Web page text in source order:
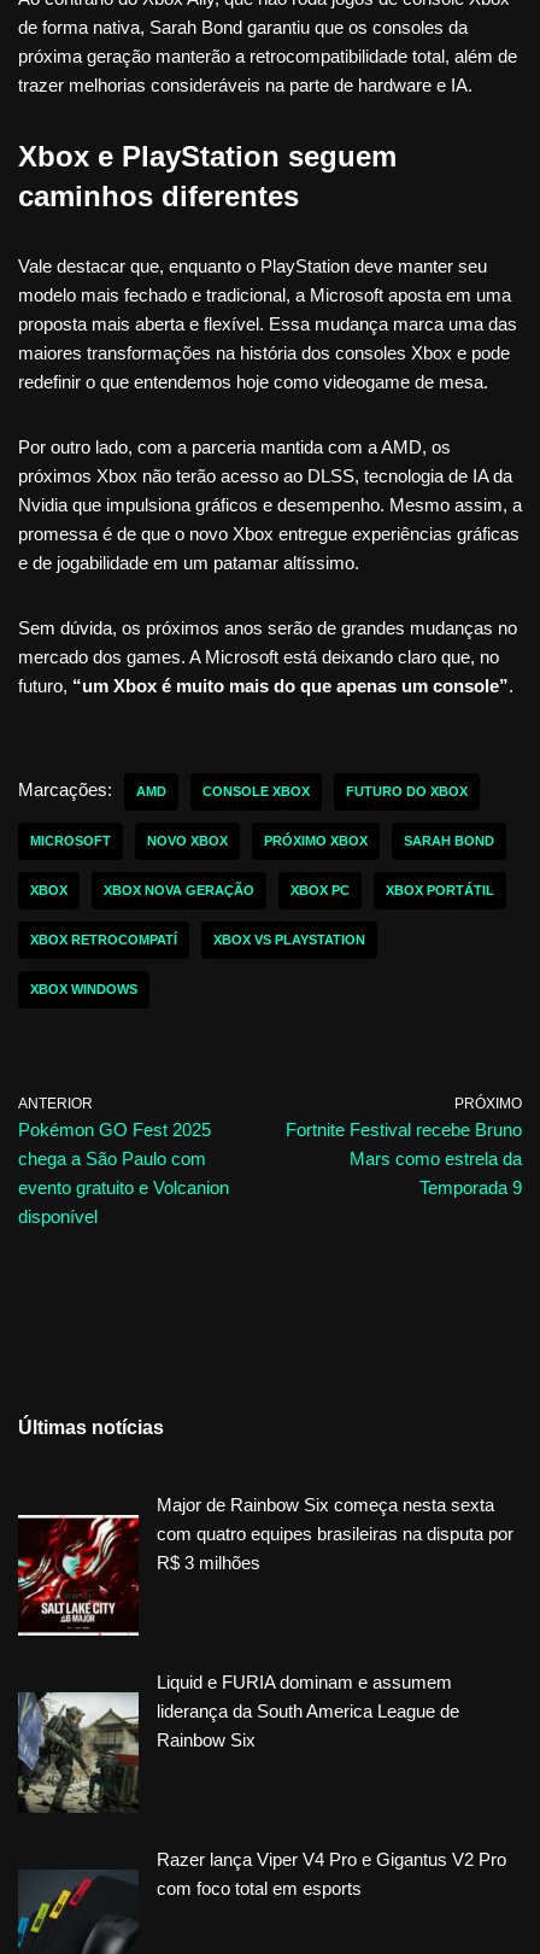
de forma nativa, Sarah Bond garantiu que os consoles da
próxima geração manterão a retrocompatibilidade total, além de
trazer melhorias consideráveis na parte de hardware e IA.
Xbox e PlayStation seguem
caminhos diferentes
Vale destacar que, enquanto o PlayStation deve manter seu
modelo mais fechado e tradicional, a Microsoft aposta em uma
proposta mais aberta e flexível. Essa mudança marca uma das
maiores transformações na história dos consoles Xbox e pode
redefinir o que entendemos hoje como videogame de mesa.
Por outro lado, com a parceria mantida com a AMD, os
próximos Xbox não terão acesso ao DLSS, tecnologia de IA da
Nvidia que impulsiona gráficos e desempenho. Mesmo assim, a
promessa é de que o novo Xbox entregue experiências gráficas
e de jogabilidade em um patamar altíssimo.
Sem dúvida, os próximos anos serão de grandes mudanças no
mercado dos games. A Microsoft está deixando claro que, no
futuro, “um Xbox é muito mais do que apenas um console”.
Marcações: AMD CONSOLE XBOX FUTURO DO XBOX
MICROSOFT NOVO XBOX PRÓXIMO XBOX SARAH BOND
XBOX XBOX NOVA GERAÇÃO XBOX PC XBOX PORTÁTIL
XBOX RETROCOMPATÍ XBOX VS PLAYSTATION
XBOX WINDOWS
ANTERIOR
Pokémon GO Fest 2025
chega a São Paulo com
evento gratuito e Volcanion
disponível
PRÓXIMO
Fortnite Festival recebe Bruno
Mars como estrela da
Temporada 9
Últimas notícias
Major de Rainbow Six começa nesta sexta
com quatro equipes brasileiras na disputa por
R$ 3 milhões
Liquid e FURIA dominam e assumem
liderança da South America League de
Rainbow Six
Razer lança Viper V4 Pro e Gigantus V2 Pro
com foco total em esports